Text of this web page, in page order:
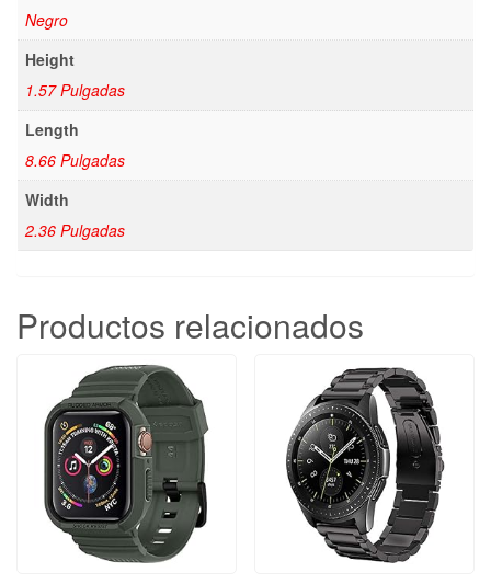
Negro
Height
1.57 Pulgadas
Length
8.66 Pulgadas
Width
2.36 Pulgadas
Productos relacionados